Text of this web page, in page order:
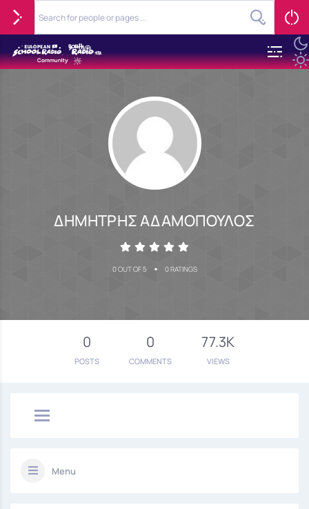
ΔΗΜΗΤΡΗΣ ΑΔΑΜΟΠΟΥΛΟΣ
0 OUT OF 5 • 0 RATINGS
0
POSTS
0
COMMENTS
77.3K
VIEWS
Menu